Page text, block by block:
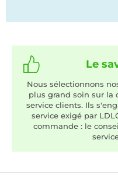
Le
Nous sélectionnons
plus grand soin sur la
service clients. Ils
service exigé par
commande : le